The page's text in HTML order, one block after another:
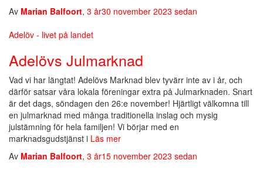
Av Marian Balfoort, 3 år30 november 2023 sedan
Adelöv - livet på landet
Adelövs Julmarknad
Vad vi har längtat! Adelövs Marknad blev tyvärr inte av i år, och
därför satsar våra lokala föreningar extra på Julmarknaden. Snart
är det dags, söndagen den 26:e november! Hjärtligt välkomna till
en julmarknad med många traditionella inslag och mysig
julstämning för hela familjen! Vi börjar med en
marknadsgudstjänst i Läs mer
Av Marian Balfoort, 3 år15 november 2023 sedan